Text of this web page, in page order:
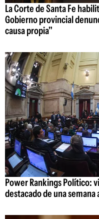
La Corte de Santa Fe
Gobierno provincial
causa propia"
Power Rankings Político:
destacado de una